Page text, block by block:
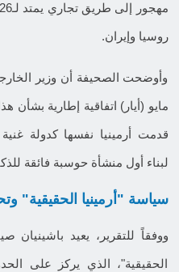
روسيا وإيران.
وأوضحت الصحيفة أن وزير
مايو (أيار) اتفاقية إطارية بشأن
قدمت أرمينيا نفسها كدولة
لبناء أول منشأة حوسبة فائقة
سياسة "أرمينيا الحقيقية"
ووفقاً للتقرير، يعيد باشينيان
الحقيقية"، الذي يركز على